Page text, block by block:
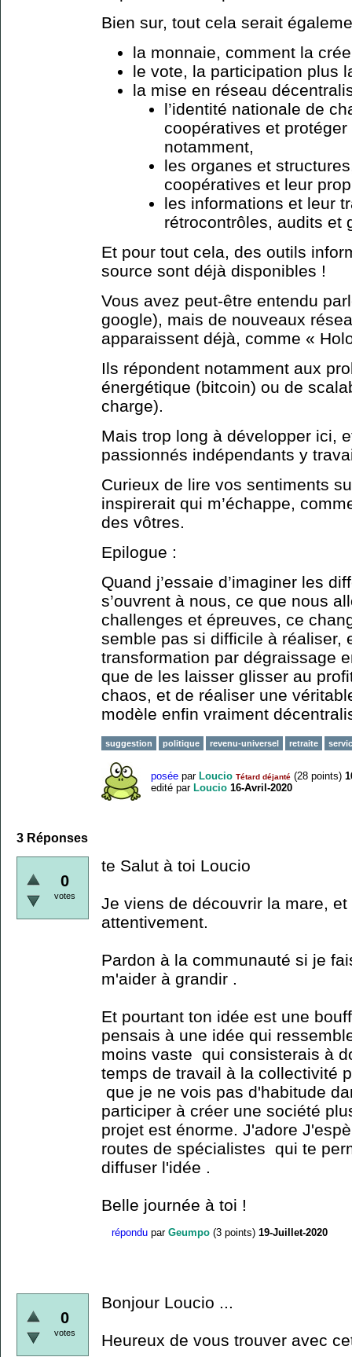
Bien sur, tout cela serait
la monnaie, comment la
le vote, la participation plus
la mise en réseau
l’identité nationale de
coopératives et
notamment,
les organes et
coopératives et leur
les informations et leur
rétrocontrôles, audits et
Et pour tout cela, des outils
source sont déjà disponibles !
Vous avez peut-être entendu
google), mais de nouveaux
apparaissent déjà, comme «
Ils répondent notamment aux
énergétique (bitcoin) ou de
charge).
Mais trop long à développer ici,
passionnés indépendants y
Curieux de lire vos sentiments
inspirerait qui m’échappe,
des vôtres.
Epilogue :
Quand j’essaie d’imaginer les
s’ouvrent à nous, ce que nous
challenges et épreuves, ce
semble pas si difficile à réaliser,
transformation par dégraissage
que de les laisser glisser au
chaos, et de réaliser une
modèle enfin vraiment
suggestion politique revenu-universel retraite
posée par Loucio Tétard déjanté (28 points)
edité par Loucio 16-Avril-2020
3 Réponses
0
votes
te Salut à toi Loucio
Je viens de découvrir la mare,
attentivement.
Pardon à la communauté si je
m'aider à grandir .
Et pourtant ton idée est une
pensais à une idée qui
moins vaste qui consisterais à
temps de travail à la collectivité
que je ne vois pas d'habitude
participer à créer une société
projet est énorme. J'adore
routes de spécialistes qui te
diffuser l'idée .
Belle journée à toi !
répondu par Geumpo (3 points) 19-Juillet-2020
0
votes
Bonjour Loucio ...
Heureux de vous trouver avec